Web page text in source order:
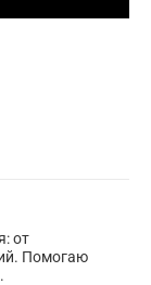
от
Помогаю